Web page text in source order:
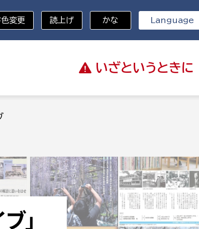
いざと いうときに
災・ハザードマップ 避難場所
税
教育・子育て
課
推進課
総務課
職員課
財産管理課
契約検査課
変更 読上げ かな Language